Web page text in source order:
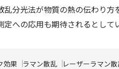
乱分光法が物質の熱の伝わり
への応用も期待されるとして
効果 ラマン散乱 レーザーラマン